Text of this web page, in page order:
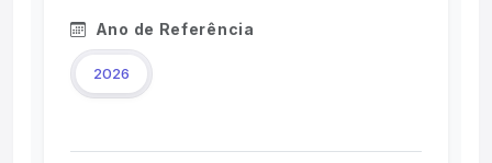
Ano de Referência
2026